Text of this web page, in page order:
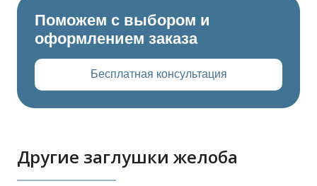
Поможем с выбором и
оформлением заказа
Бесплатная консультация
Другие заглушки желоба